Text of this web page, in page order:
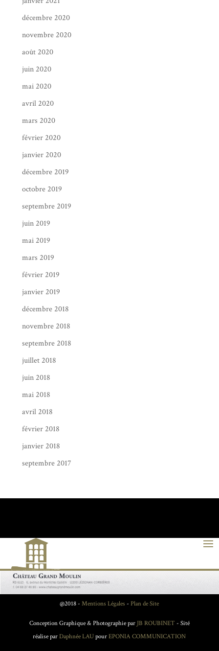
décembre 2020
novembre 2020
août 2020
juin 2020
mai 2020
avril 2020
mars 2020
février 2020
janvier 2020
décembre 2019
octobre 2019
septembre 2019
juin 2019
mai 2019
mars 2019
février 2019
janvier 2019
décembre 2018
novembre 2018
septembre 2018
juillet 2018
juin 2018
mai 2018
avril 2018
février 2018
janvier 2018
septembre 2017
@2018 - Mentions Légales - Plan de Site
Conception Graphique & Photographie par JB ROUBINET - Sité
réalise parDaphnée LAUpourEPONIA COMMUNICATION